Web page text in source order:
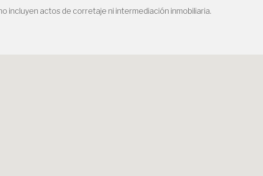
incluyen actos de corretaje ni intermediación inmobiliaria.